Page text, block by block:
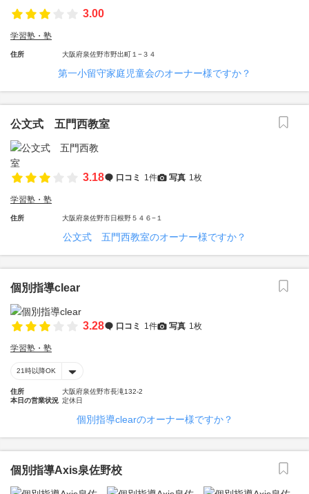
3.00
学習塾・塾
住所 大阪府泉佐野市野出町１−３４
第一小留守家庭児童会のオーナー様ですか？
公文式 五門西教室
3.18 口コミ 1件 写真 1枚
学習塾・塾
住所 大阪府泉佐野市日根野５４６−１
公文式 五門西教室のオーナー様ですか？
個別指導clear
3.28 口コミ 1件 写真 1枚
学習塾・塾
21時以降OK
住所
大阪府泉佐野市長滝132-2
本日の営業状況 定休日
個別指導clearのオーナー様ですか？
個別指導Axis泉佐野校